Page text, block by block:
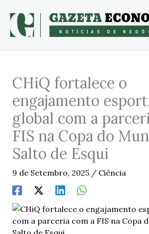
content
CHiQ fortalece o
engajamento
global com a
FIS na Copa do
Salto de Esqui
9 de Setembro, 2025 / Ciência